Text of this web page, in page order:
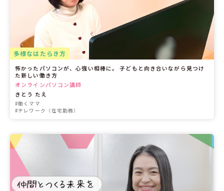
多様なはたらき方
怖かったパソコンが、心強い相棒に。 子どもと向き合いながら見つけ
た新しい働き方
オンラインパソコン講師
きとう たえ
#働くママ
#テレワーク（在宅勤務）